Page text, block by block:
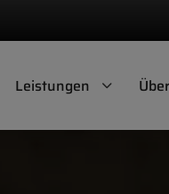
Leistungen